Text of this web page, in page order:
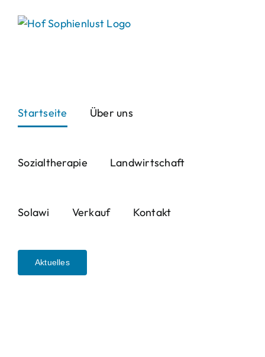
Startseite Über uns
Sozialtherapie Landwirtschaft
Solawi Verkauf Kontakt
Aktuelles